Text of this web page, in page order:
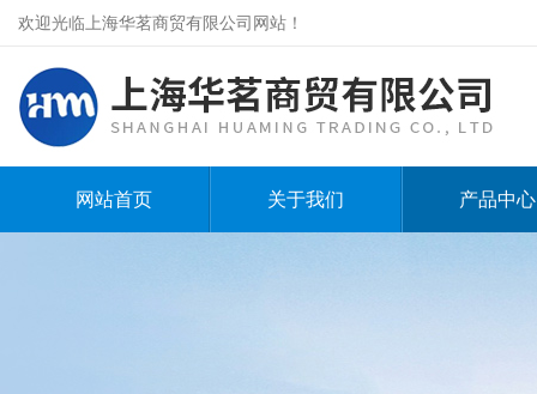
欢迎光临上海华茗商贸有限公司网站！
网站首页 关于我们 产品中心